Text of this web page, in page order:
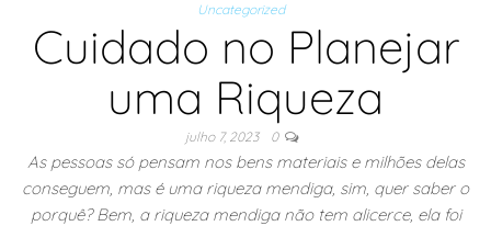
Uncategorized
Cuidado no Planejar
uma Riqueza
julho 7, 2023 0
As pessoas só pensam nos bens materiais e milhões delas
conseguem, mas é uma riqueza mendiga, sim, quer saber o
porquê? Bem, a riqueza mendiga não tem alicerce, ela foi